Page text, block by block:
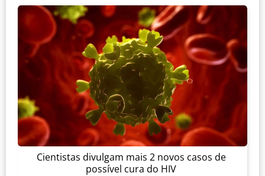
Cientistas divulgam mais 2 novos casos de
possível cura do HIV